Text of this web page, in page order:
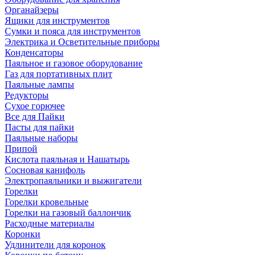
Органайзеры
Ящики для инструментов
Сумки и пояса для инструментов
Электрика и Осветительные приборы
Конденсаторы
Паяльное и газовое оборудование
Газ для портативных плит
Паяльные лампы
Редукторы
Сухое горючее
Все для Пайки
Пасты для пайки
Паяльные наборы
Припой
Кислота паяльная и Нашатырь
Сосновая канифоль
Электропаяльники и выжигатели
Горелки
Горелки кровельные
Горелки на газовый баллончик
Расходные материалы
Коронки
Удлинители для коронок